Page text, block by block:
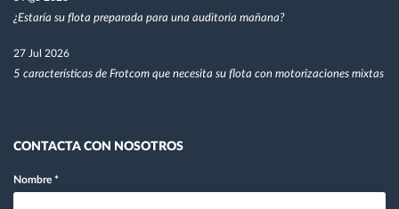
¿Estaría su flota preparada para una auditoría mañana?
27 Jul 2026
5 características de Frotcom que necesita su flota con motorizaciones mixtas
CONTACTA CON NOSOTROS
Nombre *